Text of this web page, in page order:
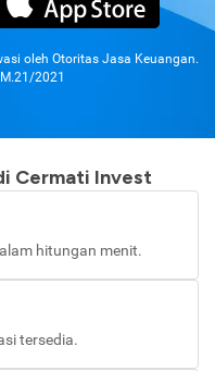
oleh Otoritas Jasa Keuangan.
2021
Cermati Invest
hitungan menit.
tersedia.